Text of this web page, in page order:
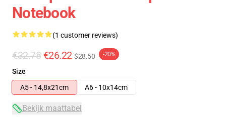
Notebook
(1 customer reviews)
€32.78 €26.22 $28.50 -20%
Size
A5 - 14,8x21cm
A6 - 10x14cm
Bekijk maattabel